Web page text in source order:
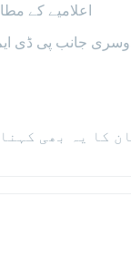
اعلامیے کے مطابق پنجاب میں ہیٹ
جانب پی ڈی ایم اے پنجاب نے
کا یہ بھی